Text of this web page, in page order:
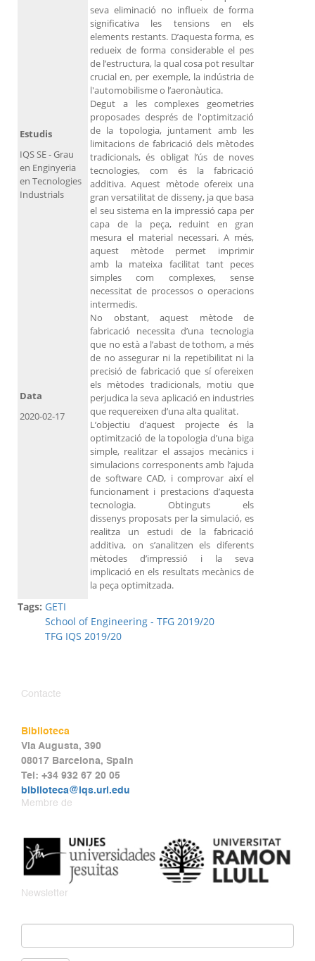
seva eliminació no influeix de forma
significativa les tensions en els
elements restants. D’aquesta forma, es
redueix de forma considerable el pes
de l’estructura, la qual cosa pot resultar
crucial en, per exemple, la indústria de
l'automobilisme o l’aeronàutica.
Degut a les complexes geometries
proposades després de l'optimització
de la topologia, juntament amb les
limitacions de fabricació dels mètodes
tradicionals, és obligat l’ús de noves
tecnologies, com és la fabricació
additiva. Aquest mètode ofereix una
gran versatilitat de disseny, ja que basa
el seu sistema en la impressió capa per
capa de la peça, reduint en gran
mesura el material necessari. A més,
aquest mètode permet imprimir
amb la mateixa facilitat tant peces
simples com complexes, sense
necessitat de processos o operacions
intermedis.
No obstant, aquest mètode de
fabricació necessita d’una tecnologia
que no està a l’abast de tothom, a més
de no assegurar ni la repetibilitat ni la
precisió de fabricació que sí ofereixen
els mètodes tradicionals, motiu que
perjudica la seva aplicació en industries
que requereixen d’una alta qualitat.
L’objectiu d’aquest projecte és la
optimització de la topologia d’una biga
simple, realitzar el assajos mecànics i
simulacions corresponents amb l’ajuda
de software CAD, i comprovar així el
funcionament i prestacions d’aquesta
tecnologia. Obtinguts els
dissenys proposats per la simulació, es
realitza un estudi de la fabricació
additiva, on s’analitzen els diferents
mètodes d’impressió i la seva
implicació en els resultats mecànics de
la peça optimitzada.
Estudis
IQS SE - Grau
en Enginyeria
en Tecnologies
Industrials
Data
2020-02-17
Tags: GETI
School of Engineering - TFG 2019/20
TFG IQS 2019/20
Contacte
Biblioteca
Via Augusta, 390
08017 Barcelona, Spain
Tel: +34 932 67 20 05
biblioteca@iqs.url.edu
Membre de
Newsletter